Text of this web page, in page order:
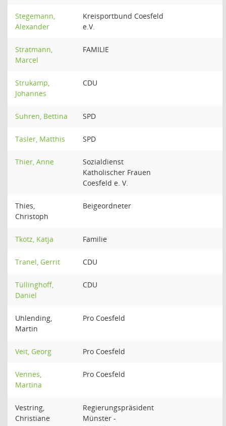
Stegemann,
Alexander
Kreisportbund Coesfeld
e.V.
Stratmann,
Marcel
FAMILIE
Strukamp,
Johannes
CDU
Suhren, Bettina SPD
Tasler, Matthis SPD
Thier, Anne
Sozialdienst
Katholischer Frauen
Coesfeld e. V.
Thies,
Christoph
Beigeordneter
Tkotz, Katja Familie
Tranel, Gerrit CDU
Tüllinghoff,
Daniel
CDU
Uhlending,
Martin
Pro Coesfeld
Veit, Georg Pro Coesfeld
Vennes,
Martina
Pro Coesfeld
Vestring,
Christiane
Regierungspräsident
Münster -